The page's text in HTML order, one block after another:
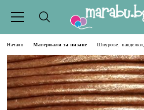
Начало Материали за низане Шнурове,